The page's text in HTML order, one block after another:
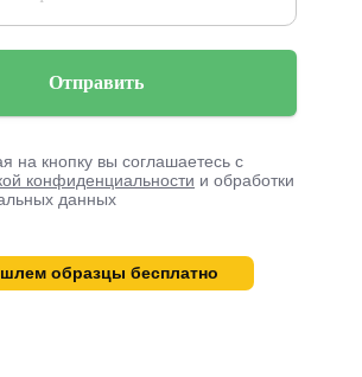
образцы бесплатно
Отправить
на кнопку вы соглашаетесь с
конфиденциальности и обработки
данных